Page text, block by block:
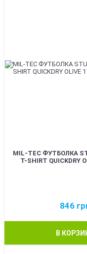
MIL-TEC ФУТБОЛКА
T-SHIRT QUICKDRY
846
В